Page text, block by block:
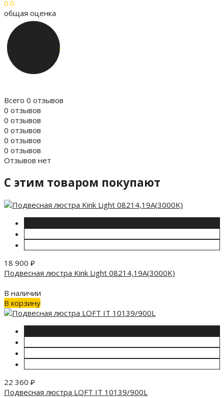
0.0
общая оценка
Всего 0 отзывов
0 отзывов
0 отзывов
0 отзывов
0 отзывов
0 отзывов
Отзывов нет
C этим товаром покупают
18 900 ₽
Подвесная люстра Kink Light 08214,19A(3000K)
В наличии
В корзину
22 360 ₽
Подвесная люстра LOFT IT 10139/900L